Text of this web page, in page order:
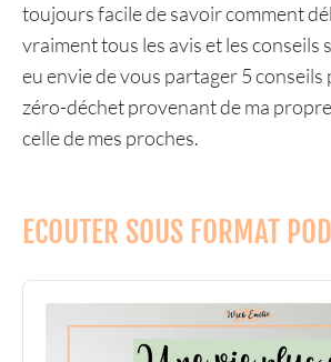
toujours facile de savoir comment
vraiment tous les avis et les conseils
eu envie de vous partager 5
zéro-déchet provenant de ma
celle de mes proches.
ECOUTER SOUS FORMAT
Audio